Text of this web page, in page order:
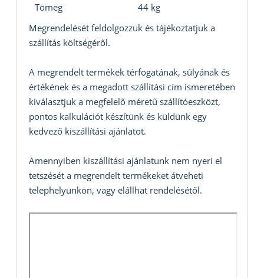
Tömeg
44 kg
Megrendelését feldolgozzuk és tájékoztatjuk a
szállítás költségéről.
A megrendelt termékek térfogatának, súlyának és
értékének és a megadott szállítási cím ismeretében
kiválasztjuk a megfelelő méretű szállítóeszközt,
pontos kalkulációt készítünk és küldünk egy
kedvező kiszállítási ajánlatot.
Amennyiben kiszállítási ajánlatunk nem nyeri el
tetszését a megrendelt termékeket átveheti
telephelyünkön, vagy elállhat rendelésétől.